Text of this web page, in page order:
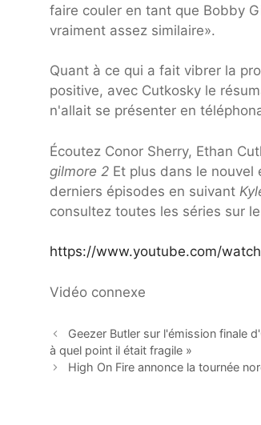
faire couler en tant que Bobby
vraiment assez similaire».
Quant à ce qui a fait vibrer la
positive, avec Cutkosky le
n'allait se présenter en
Écoutez Conor Sherry, Ethan
gilmore 2 Et plus dans le
derniers épisodes en suivant
consultez toutes les séries sur
https://www.youtube.com/
Vidéo connexe
Geezer Butler sur l'émission finale
à quel point il était fragile »
High On Fire annonce la tournée